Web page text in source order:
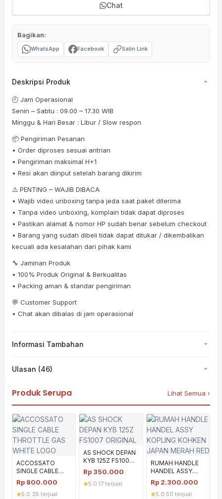
Chat
Bagikan:
WhatsApp Facebook Salin Link
Deskripsi Produk
🕘 Jam Operasional
Senin – Sabtu : 09.00 – 17.30 WIB
Minggu & Hari Besar : Libur / Slow respon
📦 Pengiriman Pesanan
• Order diproses sesuai antrian
• Pengiriman maksimal H+1
• Resi akan diinput setelah barang dikirim
⚠️ PENTING – WAJIB DIBACA
• Wajib video unboxing tanpa jeda saat paket diterima
• Tanpa video unboxing, komplain tidak dapat diproses
• Pastikan alamat & nomor HP sudah benar sebelum checkout
• Barang yang sudah dibeli tidak dapat ditukar / dikembalikan
kecuali ada kesalahan dari pihak kami
🔧 Jaminan Produk
• 100% Produk Original & Berkualitas
• Packing aman & standar pengiriman
💬 Customer Support
• Chat akan dibalas di jam operasional
Informasi Tambahan
Ulasan (46)
Produk Serupa Lihat Semua ›
ACCOSSATO
SINGLE CABLE
THROTTLE GAS
WHITE LOGO
Rp 800.000
5.0 38 terjual
AS SHOCK DEPAN
KYB 125Z FS1007
ORIGINAL
Rp 350.000
5.0 ·17 terjual
RUMAH HANDLE
HANDEL ASSY
KOPLING KOHKEN
JAPAN MERAH
RED
Rp 2.300.000
5.0 50 terjual